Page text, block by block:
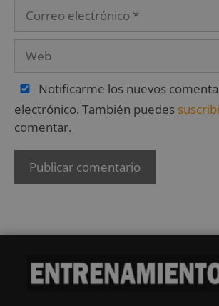
Notificarme los nuevos
electrónico. También puedes
comentar.